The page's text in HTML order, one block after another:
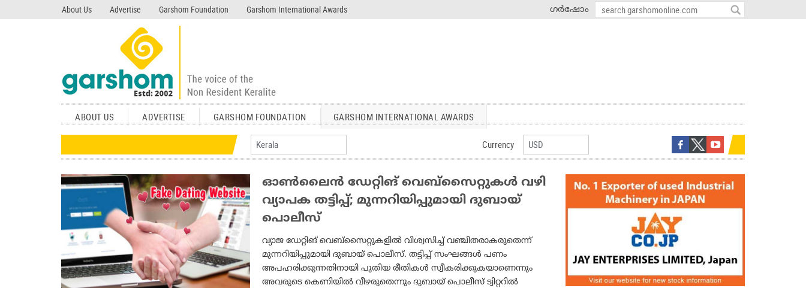
About Us Advertise Garshom Foundation Garshom International Awards ഗർഷോം
garshom.com
ABOUT US ADVERTISE GARSHOM FOUNDATION GARSHOM INTERNATIONAL AWARDS
Currency
ഓണ്‍ലൈന്‍ ഡേറ്റിങ് വെബ്‌സൈറ്റുകള്‍ വഴി
വ്യാപക തട്ടിപ്പ്; മുന്നറിയിപ്പുമായി ദുബായ്
പൊലീസ്
വ്യാജ ഡേറ്റിങ് വെബ്സൈറ്റുകളില്‍ വിശ്വസിച്ച് വഞ്ചിതരാകരുതെന്ന്
മുന്നറിയിപ്പുമായി ദുബായ് പൊലീസ്. തട്ടിപ്പ് സംഘങ്ങള്‍ പണം
അപഹരിക്കുന്നതിനായി പുതിയ രീതികള്‍ സ്വീകരിക്കുകയാണെന്നും
അവരുടെ കെണിയില്‍ വീഴരുതെന്നും ദുബായ് പൊലീസ് ട്വിറ്ററില്‍